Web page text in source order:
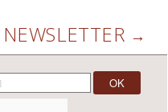
NEWSLETTER